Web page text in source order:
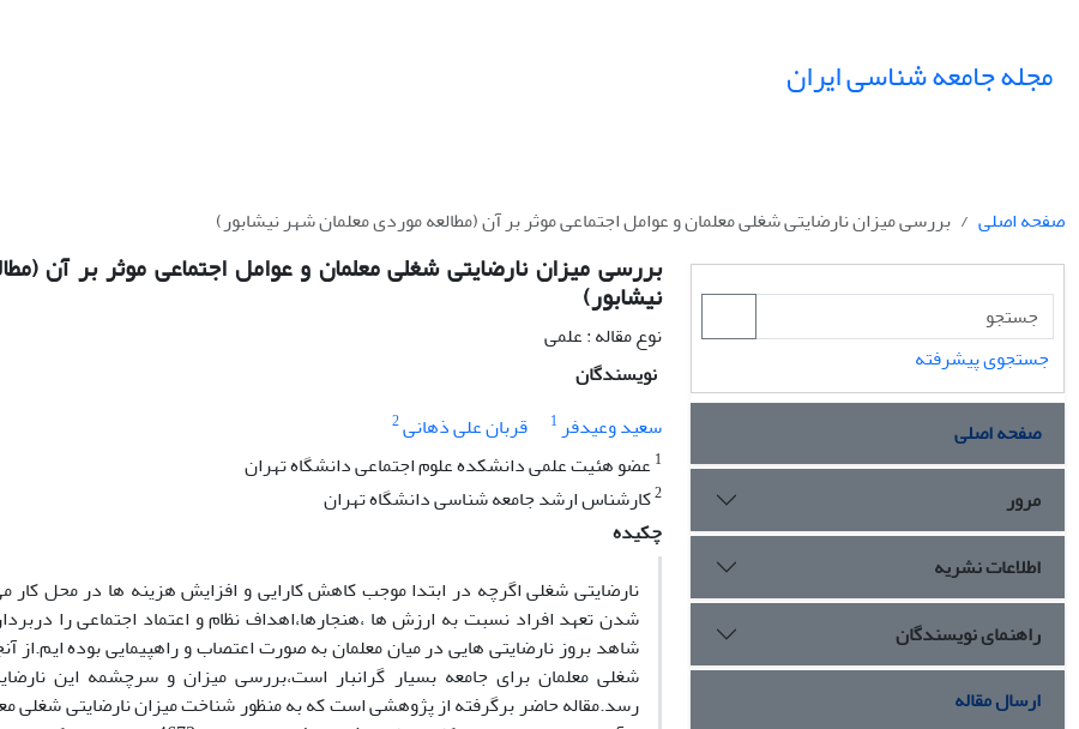
مجله جامعه شناسی ایران
صفحه اصلی بررسی میزان نارضایتی شغلی معلمان و عوامل اجتماعی موثر بر آن (مطالعه موردی معلمان شهر نیشابور)
بررسی میزان نارضایتی شغلی معلمان و عوامل اجتماعی موثر بر آن
نیشابور)
نوع مقاله : علمی
نویسندگان
سعید وعیدفر1 قربان علی ذهانی2
1 عضو هئیت علمی دانشکده علوم اجتماعی دانشگاه تهران
2کارشناس ارشد جامعه شناسی دانشگاه تهران
چکیده
نارضایتی شغلی اگرچه در ابتدا موجب کاهش کارایی و افزایش هزینه ها در محل
شدن تعهد افراد نسبت به ارزش ها ،هنجارها،اهداف نظام و اعتماد اجتماعی را
شاهد بروز نارضایتی هایی در میان معلمان به صورت اعتصاب و راهپیمایی بوده ایم.از
شغلی معلمان برای جامعه بسیار گرانبار است،بررسی میزان و سرچشمه این
رسد.مقاله حاضر برگرفته از پژوهشی است که به منظور شناخت میزان نارضایتی شغلی
جستجوی پیشرفته
صفحه اصلی
مرور
اطلاعات نشریه
راهنمای نویسندگان
ارسال مقاله